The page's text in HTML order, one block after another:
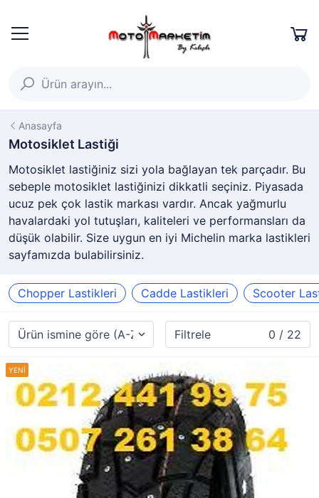
Anasayfa
Motosiklet Lastiği
Motosiklet lastiğiniz sizi yola bağlayan tek parçadır. Bu
sebeple motosiklet lastiğinizi dikkatli seçiniz. Piyasada
ucuz pek çok lastik markası vardır. Ancak yağmurlu
havalardaki yol tutuşları, kaliteleri ve performansları da
düşük olabilir. Size uygun en iyi Michelin marka lastikleri
sayfamızda bulabilirsiniz.
Chopper Lastikleri Cadde Lastikleri Scooter
Filtrele 0 / 22